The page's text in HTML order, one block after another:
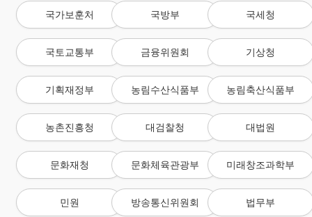
국가보훈처 국방부 국세청
국토교통부 금융위원회 기상청
기획재정부 농림수산식품부 농림축산식품부
농촌진흥청 대검찰청 대법원
문화재청 문화체육관광부 미래창조과학부
민원 방송통신위원회 법무부